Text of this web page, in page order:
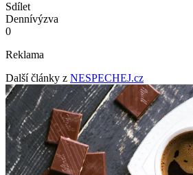
Sdílet
Dennívýzva
0
Reklama
Další články z NESPECHEJ.cz